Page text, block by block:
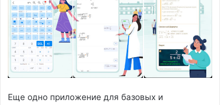
Еще одно приложение для базовых и